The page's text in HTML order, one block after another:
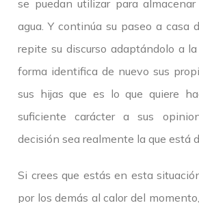
se puedan utilizar para
agua. Y continúa su paseo a casa
repite su discurso adaptándolo a
forma identifica de nuevo sus
sus hijas que es lo que quiere
suficiente carácter a sus
decisión sea realmente la que está
Si crees que estás en esta
por los demás al calor del